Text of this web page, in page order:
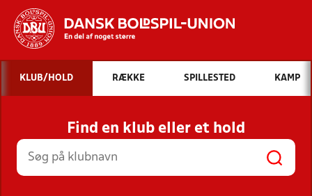
Hvad vil du søge efter?
INDHOLD OG NYHEDER
STILLINGER, RESULTATER, KLUBBER OG
HOLD
KLUB/HOLD RÆKKE SPILLESTED KAMP
Find en klub eller et hold